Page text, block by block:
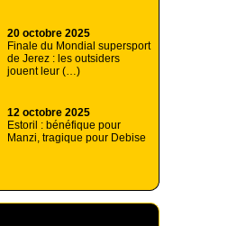
20 octobre 2025
Finale du Mondial supersport
de Jerez : les outsiders
jouent leur (…)
12 octobre 2025
Estoril : bénéfique pour
Manzi, tragique pour Debise